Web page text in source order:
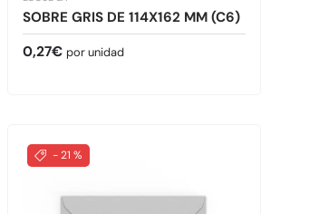
SOBRE GRIS DE 114X162 MM (C6)
Precio normal
0,27€ por unidad
- 21 %